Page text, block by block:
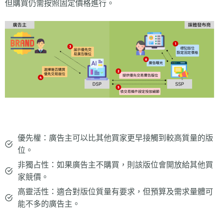
但購買仍需按照固定價格進行。
優先權：廣告主可以比其他買家更早接觸到較高質量的版
位。
非獨占性：如果廣告主不購買，則該版位會開放給其他買
家競價。
高靈活性：適合對版位質量有要求，但預算及需求量體可
能不多的廣告主。